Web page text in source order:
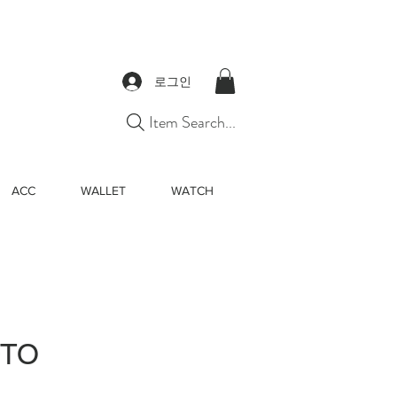
로그인
Item Search...
ACC WALLET WATCH